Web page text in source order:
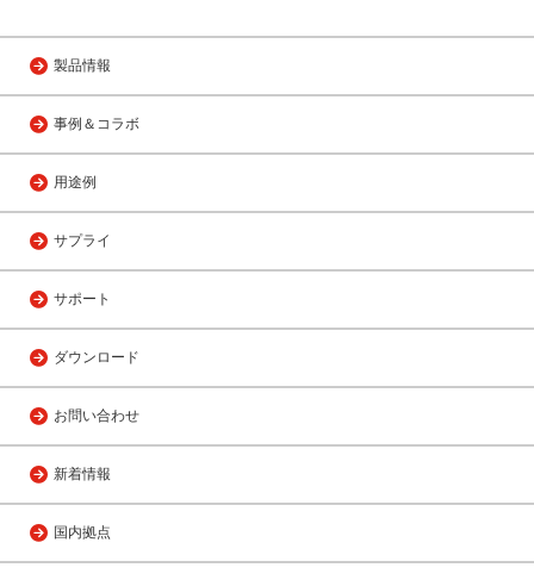
製品情報
事例＆コラボ
用途例
サプライ
サポート
ダウンロード
お問い合わせ
新着情報
国内拠点